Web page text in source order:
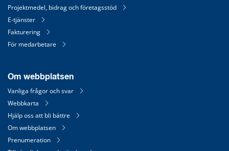
Projektmedel, bidrag och företagsstöd
E-tjänster
Fakturering
För medarbetare
Om webbplatsen
Vanliga frågor och svar
Webbkarta
Hjälp oss att bli bättre
Om webbplatsen
Prenumeration